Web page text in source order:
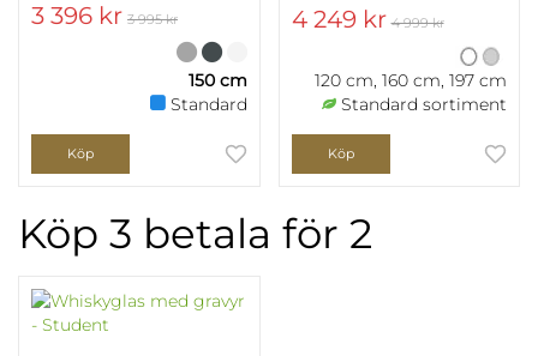
3 396 kr 3 995 kr
150 cm
Standard
Köp
4 249 kr 4 999 kr
120 cm, 160 cm, 197 cm
Standard sortiment
Köp
Köp 3 betala för 2